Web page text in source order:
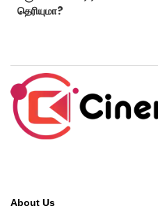
தெரியுமா?
About Us